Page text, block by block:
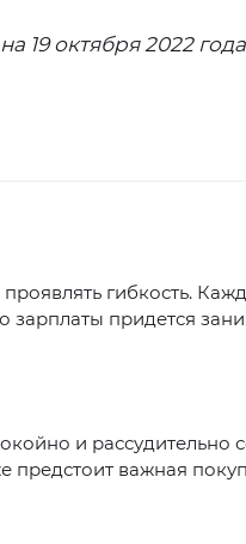
19 октября 2022
гибкость.
зарплаты придется
и рассудительно
предстоит важная